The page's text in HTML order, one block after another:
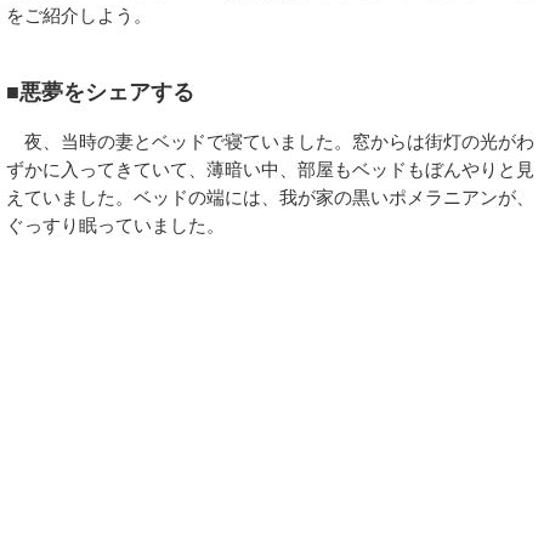
をご紹介しよう。
■悪夢をシェアする
夜、当時の妻とベッドで寝ていました。窓からは街灯の光がわ
ずかに入ってきていて、薄暗い中、部屋もベッドもぼんやりと見
えていました。ベッドの端には、我が家の黒いポメラニアンが、
ぐっすり眠っていました。